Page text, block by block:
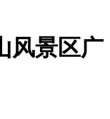
风景区广